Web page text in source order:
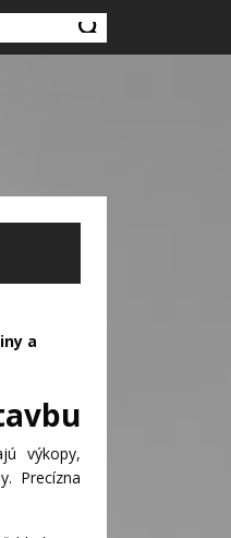
a
výkopy,
Precízna